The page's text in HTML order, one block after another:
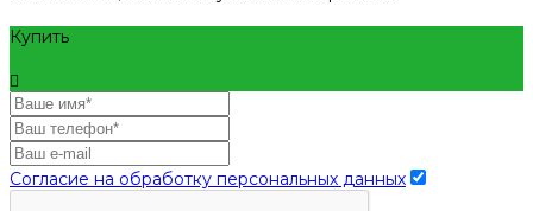
Купить
Согласие на обработку персональных данных